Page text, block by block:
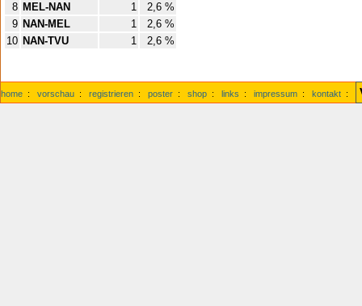
8 MEL-NAN 1
2,6 %
9 NAN-MEL 1
2,6 %
10 NAN-TVU 1 2,6 %
home : vorschau : registrieren : poster : shop : links : impressum : kontakt :